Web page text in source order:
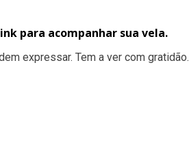
para acompanhar sua vela.
expressar. Tem a ver com gratidão.